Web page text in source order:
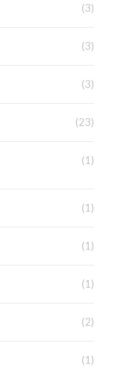
(3)
(3)
(3)
(23)
(1)
(1)
(1)
(1)
(2)
(1)